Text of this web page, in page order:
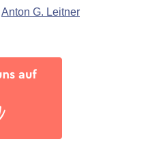
Anton G. Leitner